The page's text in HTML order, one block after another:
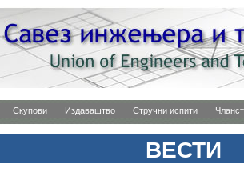
Скупови Издаваштво Стручни испити
ВЕСТИ